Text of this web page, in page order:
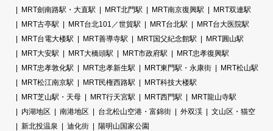
MRT劍南路駅・大直駅
MRT北門駅 MRT南京復興駅
MRT双連駅
MRT古亭駅
MRT台北101／世貿駅 MRT台北駅
MRT台大医院駅
MRT台電大楼駅
MRT善導寺駅 MRT国父紀念館駅
MRT圓山駅
MRT大安駅
MRT大橋頭駅 MRT市政府駅
MRT忠孝復興駅
MRT忠孝敦化駅
MRT忠孝新生駅 MRT東門駅・永康街
MRT松山駅
MRT松江南京駅
MRT民権西路駅
MRT科技大楼駅
MRT芝山駅・天母
MRT行天宮駅 MRT西門駅
MRT龍山寺駅
内湖地区
南港地区 台北松山空港・富錦街 外双渓
文山区・猫空
新北投温泉
迪化街
陽明山国家公園